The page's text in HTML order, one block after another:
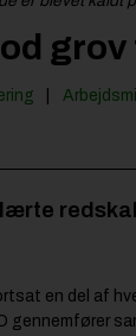
en del af